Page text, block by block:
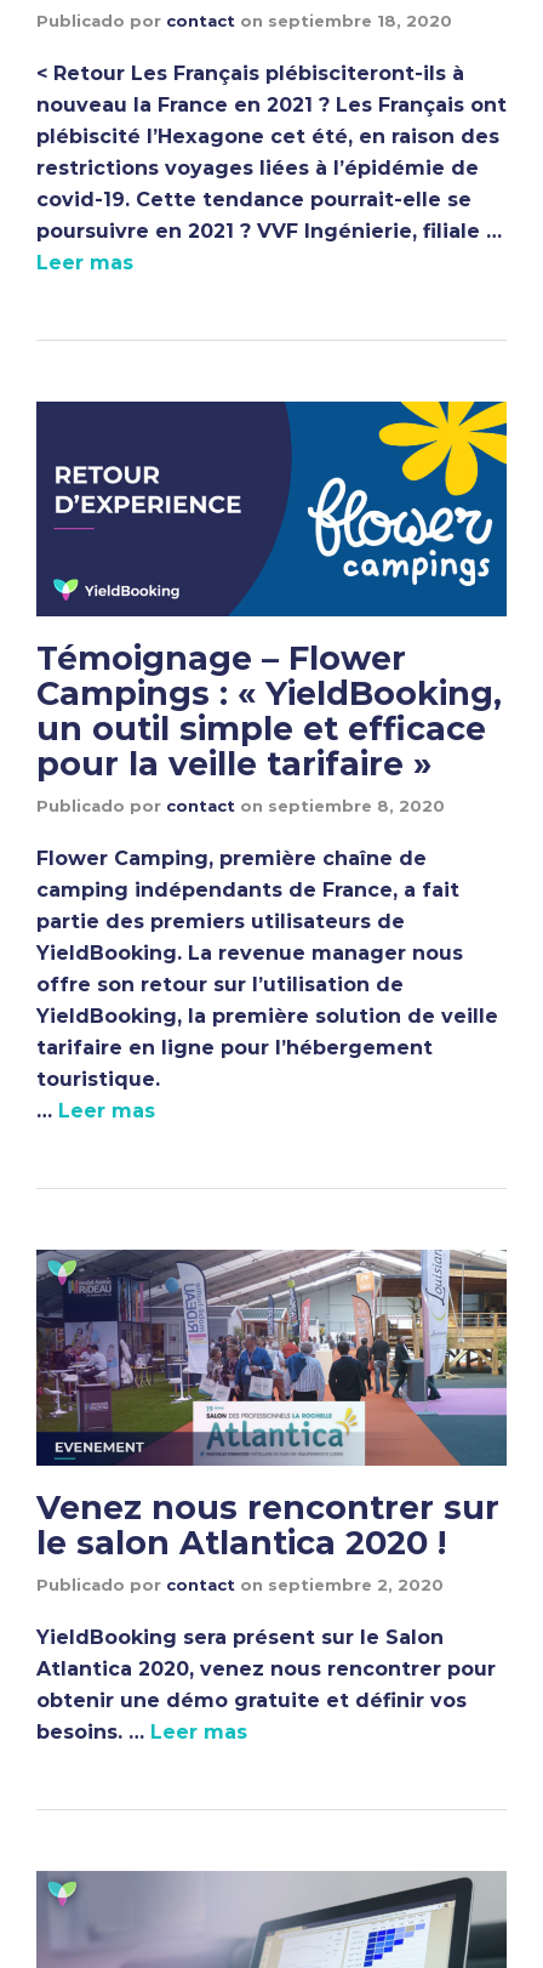
Publicado por contact on septiembre 18, 2020
< Retour Les Français plébisciteront-ils à
nouveau la France en 2021 ? Les Français ont
plébiscité l’Hexagone cet été, en raison des
restrictions voyages liées à l’épidémie de
covid-19. Cette tendance pourrait-elle se
poursuivre en 2021 ? VVF Ingénierie, filiale …
Leer mas
Témoignage – Flower
Campings : « YieldBooking,
un outil simple et efficace
pour la veille tarifaire »
Publicado por contact on septiembre 8, 2020
Flower Camping, première chaîne de
camping indépendants de France, a fait
partie des premiers utilisateurs de
YieldBooking. La revenue manager nous
offre son retour sur l’utilisation de
YieldBooking, la première solution de veille
tarifaire en ligne pour l’hébergement
touristique.
… Leer mas
Venez nous rencontrer sur
le salon Atlantica 2020 !
Publicado por contact on septiembre 2, 2020
YieldBooking sera présent sur le Salon
Atlantica 2020, venez nous rencontrer pour
obtenir une démo gratuite et définir vos
besoins. … Leer mas